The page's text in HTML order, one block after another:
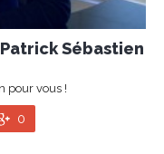
Sébastien
pour vous !
0